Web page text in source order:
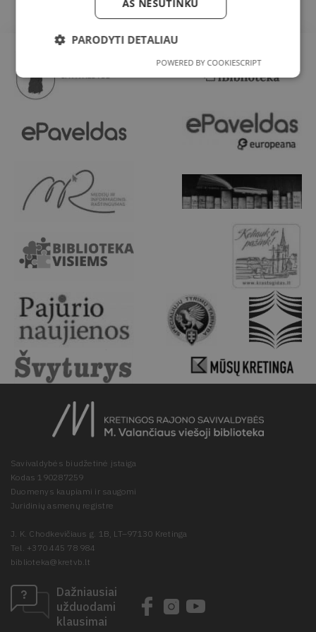
Savivaldybės biudžetinė įstaiga
Kodas 190287259
Duomenys kaupiami ir saugomi
Juridinių asmenų registre
J. K. Chodkevičiaus g. 1B, LT–97130 Kretinga
Tel. +370 445 78 984
biblioteka@kretvb.lt
Dažniausiai
užduodami
klausimai
AŠ NESUTINKU
PARODYTI DETALIAU
POWERED BY COOKIESCRIPT